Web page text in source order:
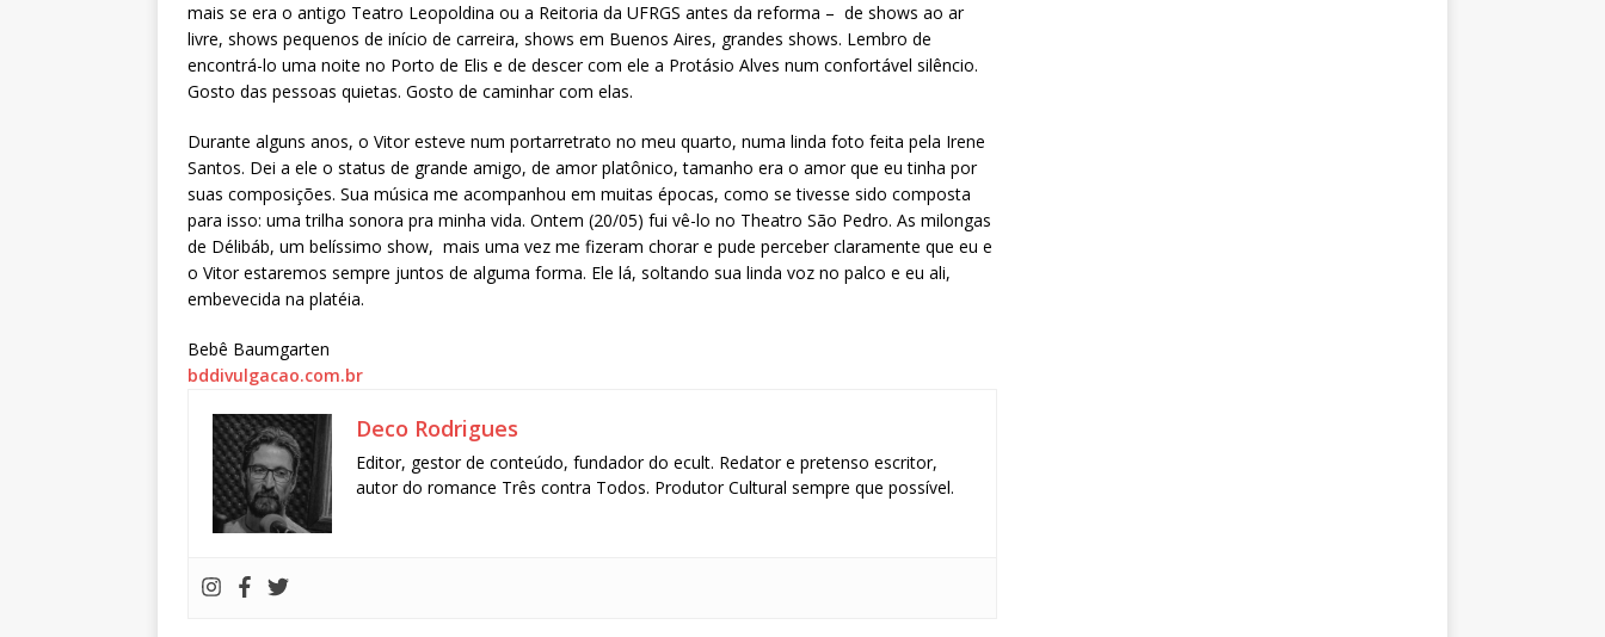
mais se era o antigo Teatro Leopoldina ou a Reitoria da UFRGS antes da reforma – de shows ao ar
livre, shows pequenos de início de carreira, shows em Buenos Aires, grandes shows. Lembro de
encontrá-lo uma noite no Porto de Elis e de descer com ele a Protásio Alves num confortável silêncio.
Gosto das pessoas quietas. Gosto de caminhar com elas.
Durante alguns anos, o Vitor esteve num portarretrato no meu quarto, numa linda foto feita pela Irene
Santos. Dei a ele o status de grande amigo, de amor platônico, tamanho era o amor que eu tinha por
suas composições. Sua música me acompanhou em muitas épocas, como se tivesse sido composta
para isso: uma trilha sonora pra minha vida. Ontem (20/05) fui vê-lo no Theatro São Pedro. As milongas
de Délibáb, um belíssimo show, mais uma vez me fizeram chorar e pude perceber claramente que eu e
o Vitor estaremos sempre juntos de alguma forma. Ele lá, soltando sua linda voz no palco e eu ali,
embevecida na platéia.
Bebê Baumgarten
bddivulgacao.com.br
Deco Rodrigues
Editor, gestor de conteúdo, fundador do ecult. Redator e pretenso escritor,
autor do romance Três contra Todos. Produtor Cultural sempre que possível.